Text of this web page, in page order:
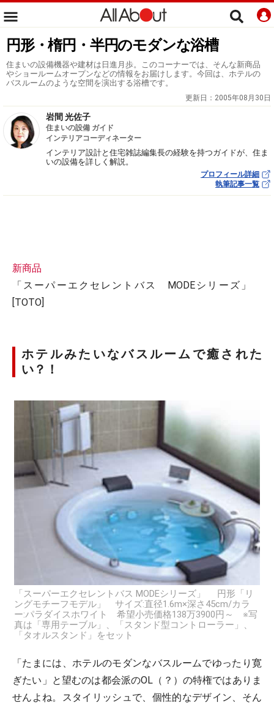
円形・楕円・半円のモダンな浴槽
住まいの設備機器や建材は日進月歩。このコーナーでは、そんな新商品
やショールームオープンなどの情報をお届けします。今回は、ホテルの
バスルームのような空間を演出する浴槽です。
更新日： 2005年08月30日
岩間 光佐子
住まいの設備 ガイド
インテリアコーディネーター
インテリア設計と住宅雑誌編集長の経験を持つガイドが、住ま
いの設備を詳しく解説。
プロフィール詳細
執筆記事一覧
新商品
「スーパーエクセレントバス MODEシリーズ」
[TOTO]
ホテルみたいなバスルームで癒された
い？！
「スーパーエクセレントバス MODEシリーズ」 円形「リ
ングモチーフモデル」 サイズ:直径1.6m×深さ45cm/カラ
ー:パラダイスホワイト 希望小売価格138万3900円～ ※写
真は「専用テーブル」、「スタンド型コントローラー」、
「タオルスタンド」をセット
「たまには、ホテルのモダンなバスルームでゆったり寛
ぎたい」と望むのは都会派のOL（？）の特権ではありま
せんよね。スタイリッシュで、個性的なデザイン、そん